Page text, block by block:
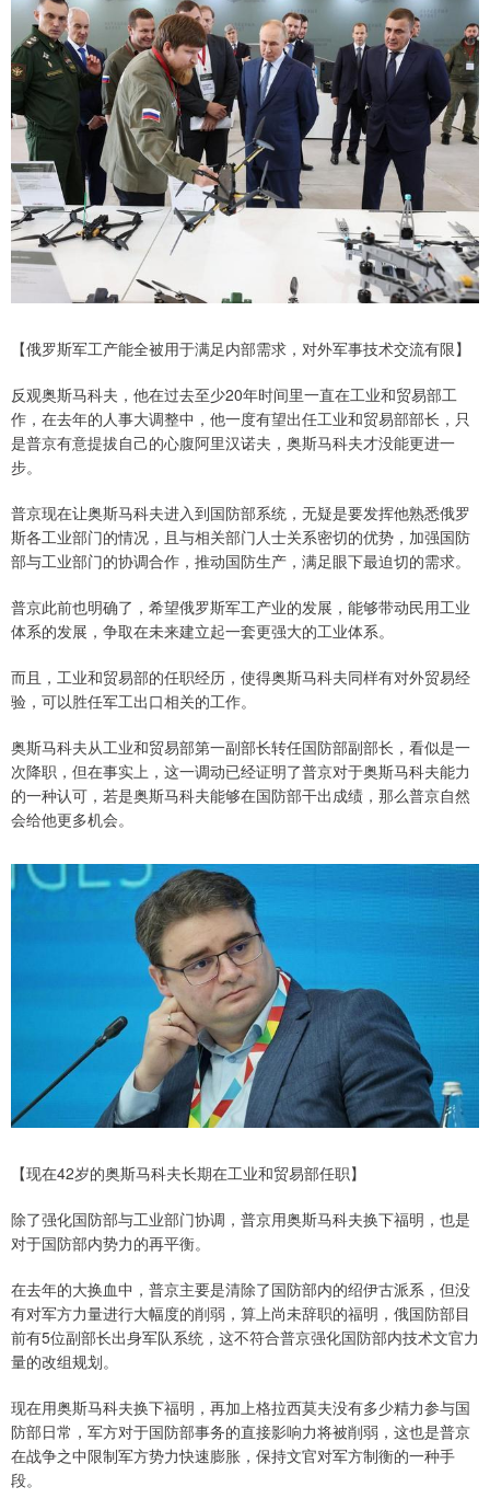
【俄罗斯军工产能全被用于满足内部需求，对外军事技术交流有限】
反观奥斯马科夫，他在过去至少20年时间里一直在工业和贸易部工
作，在去年的人事大调整中，他一度有望出任工业和贸易部部长，只
是普京有意提拔自己的心腹阿里汉诺夫，奥斯马科夫才没能更进一
步。
普京现在让奥斯马科夫进入到国防部系统，无疑是要发挥他熟悉俄罗
斯各工业部门的情况，且与相关部门人士关系密切的优势，加强国防
部与工业部门的协调合作，推动国防生产，满足眼下最迫切的需求。
普京此前也明确了，希望俄罗斯军工产业的发展，能够带动民用工业
体系的发展，争取在未来建立起一套更强大的工业体系。
而且，工业和贸易部的任职经历，使得奥斯马科夫同样有对外贸易经
验，可以胜任军工出口相关的工作。
奥斯马科夫从工业和贸易部第一副部长转任国防部副部长，看似是一
次降职，但在事实上，这一调动已经证明了普京对于奥斯马科夫能力
的一种认可，若是奥斯马科夫能够在国防部干出成绩，那么普京自然
会给他更多机会。
【现在42岁的奥斯马科夫长期在工业和贸易部任职】
除了强化国防部与工业部门协调，普京用奥斯马科夫换下福明，也是
对于国防部内势力的再平衡。
在去年的大换血中，普京主要是清除了国防部内的绍伊古派系，但没
有对军方力量进行大幅度的削弱，算上尚未辞职的福明，俄国防部目
前有5位副部长出身军队系统，这不符合普京强化国防部内技术文官力
量的改组规划。
现在用奥斯马科夫换下福明，再加上格拉西莫夫没有多少精力参与国
防部日常，军方对于国防部事务的直接影响力将被削弱，这也是普京
在战争之中限制军方势力快速膨胀，保持文官对军方制衡的一种手
段。